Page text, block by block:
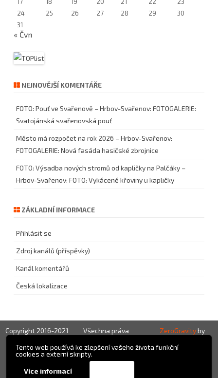
Tento web používá ke zlepšení vašeho života funkční
cookies a externí skripty.
Více informací
24
25 26 27 28 29
30
31
« Čvn
NEJNOVĚJŠÍ KOMENTÁŘE
FOTO: Pouť ve Svařenově – Hrbov-Svařenov: FOTOGALERIE:
Svatojánská svařenovská pouť
Město má rozpočet na rok 2026 – Hrbov-Svařenov:
FOTOGALERIE: Nová fasáda hasičské zbrojnice
FOTO: Výsadba nových stromů od kapličky na Palčáky –
Hrbov-Svařenov: FOTO: Vykácené křoviny u kapličky
ZÁKLADNÍ INFORMACE
Přihlásit se
Zdroj kanálů (příspěvky)
Kanál komentářů
Česká lokalizace
Copyright 2016-2021
Všechna práva
vyhrazena!
ZeroGravityby
GalussoThemes.com